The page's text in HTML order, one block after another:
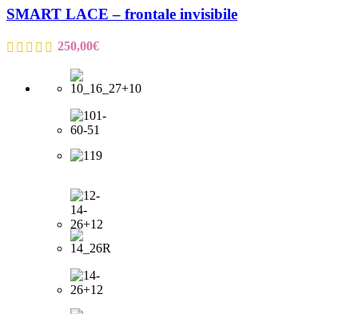
SMART LACE – frontale invisibile
250,00€